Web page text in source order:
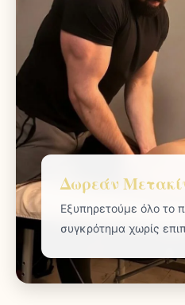
Δωρεάν
Εξυπηρετούμε όλο το
συγκρότημα χωρίς